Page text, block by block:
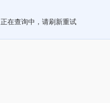
正在查询中，请刷新重试